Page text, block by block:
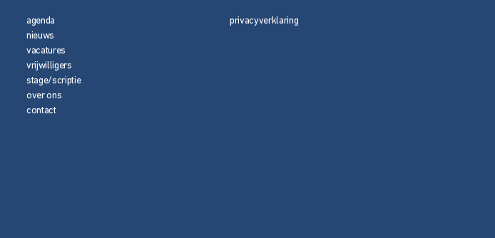
agenda
nieuws
vacatures
vrijwilligers
stage/scriptie
over ons
contact
privacyverklaring